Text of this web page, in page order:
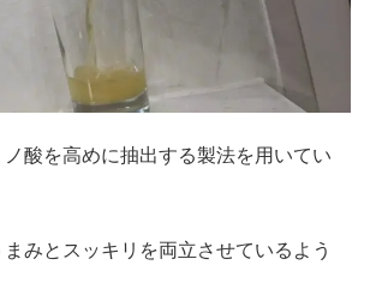
酸を高めに抽出する製法を用いてい
みとスッキリを両立させているよう